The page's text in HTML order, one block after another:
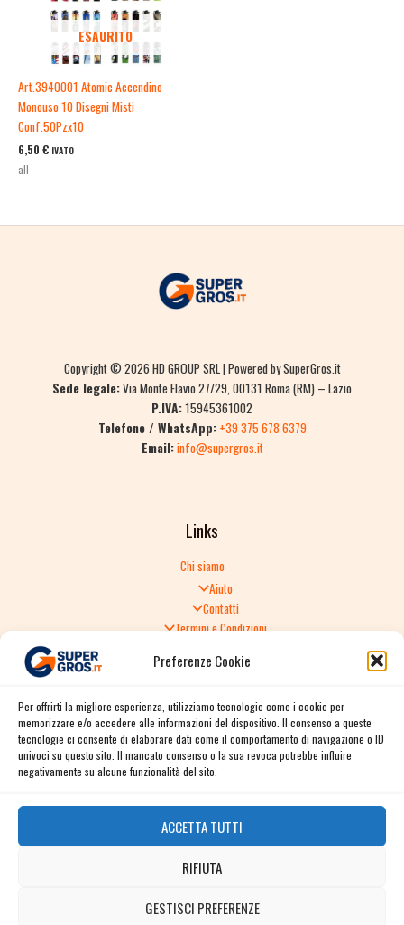
Preferenze Cookie
Per offrirti la migliore esperienza, utilizziamo tecnologie come i cookie per
memorizzare e/o accedere alle informazioni del dispositivo. Il consenso a queste
tecnologie ci consente di elaborare dati come il comportamento di navigazione o ID
univoci su questo sito. Il mancato consenso o la sua revoca potrebbe influire
negativamente su alcune funzionalità del sito.
ACCETTA TUTTI
RIFIUTA
GESTISCI PREFERENZE
ESAURITO
Art.3940001 Atomic Accendino
Monouso 10 Disegni Misti
Conf.50Pzx10
6,50 € IVATO
all
Copyright © 2026 HD GROUP SRL | Powered by SuperGros.it
Sede legale:Via Monte Flavio 27/29, 00131 Roma (RM) – Lazio
P.IVA:15945361002
Telefono / WhatsApp: +39 375 678 6379
Email:info@supergros.it
Links
Chi siamo
Aiuto
Contatti
Termini e Condizioni
Politica di Reso
Spedizione e consegna
Informativa sulla Privacy
Cookie Policy
Facebook
Instagram
Twitter / X